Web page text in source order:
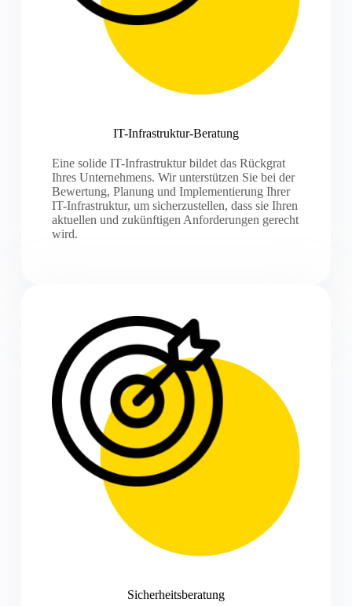
IT-Infrastruktur-Beratung
Eine solide IT-Infrastruktur bildet das Rückgrat
Ihres Unternehmens. Wir unterstützen Sie bei der
Bewertung, Planung und Implementierung Ihrer
IT-Infrastruktur, um sicherzustellen, dass sie Ihren
aktuellen und zukünftigen Anforderungen gerecht
wird.
Sicherheitsberatung